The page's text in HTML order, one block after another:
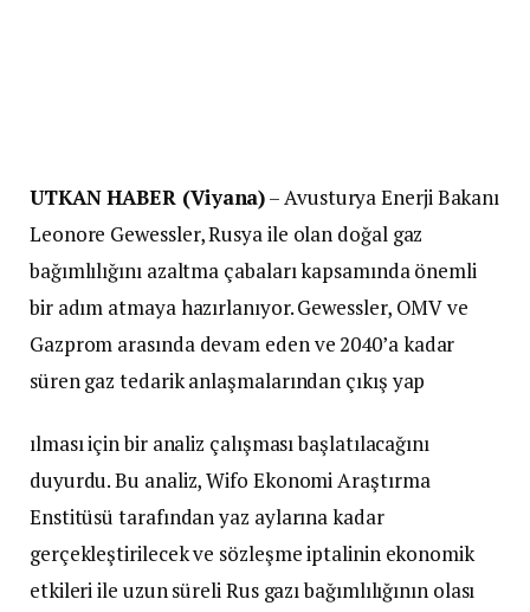
UTKAN HABER (Viyana)– Avusturya Enerji Bakanı
Leonore Gewessler, Rusya ile olan doğal gaz
bağımlılığını azaltma çabaları kapsamında önemli
bir adım atmaya hazırlanıyor. Gewessler, OMV ve
Gazprom arasında devam eden ve 2040’a kadar
süren gaz tedarik anlaşmalarından çıkış yap
ılması için bir analiz çalışması başlatılacağını
duyurdu. Bu analiz, Wifo Ekonomi Araştırma
Enstitüsü tarafından yaz aylarına kadar
gerçekleştirilecek ve sözleşme iptalinin ekonomik
etkileri ile uzun süreli Rus gazı bağımlılığının olası